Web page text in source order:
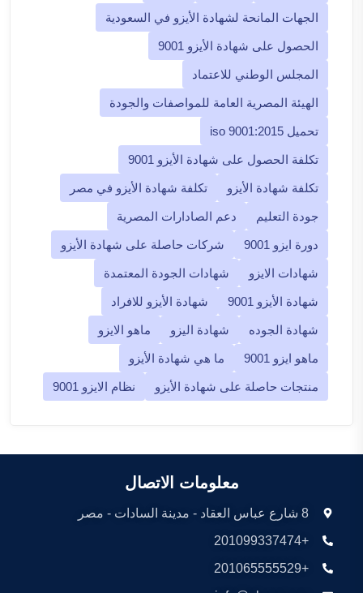
الجهات المانحة لشهادة الأيزو في السعودية
الحصول على شهادة الأيزو 9001
المجلس الوطني للاعتماد
الهيئة المصرية العامة للمواصفات والجودة
تحميل iso 9001:2015
تكلفة الحصول على شهادة الأيزو 9001
تكلفة شهادة الأيزو تكلفة شهادة الأيزو في مصر
جودة التعليم دعم الصادارات المصرية
دورة ايزو 9001 شركات حاصلة على شهادة الأيزو
شهادات الايزو شهادات الجودة المعتمدة
شهادة الأيزو 9001 شهادة الأيزو للافراد
شهادة الجوده شهادة اليزو ماهو الايزو
ماهو ايزو 9001 ما هي شهادة الأيزو
منتجات حاصلة على شهادة الأيزو نظام الايزو 9001
معلومات الاتصال
8 شارع عباس العقاد - مدينة السادات - مصر
+201099337474
+201065555529